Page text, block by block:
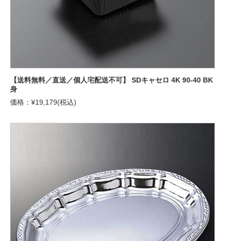
【送料無料／直送／個人宅配送不可】 SDキャセロ 4K 90-40 BK
身
価格：¥19,179(税込)